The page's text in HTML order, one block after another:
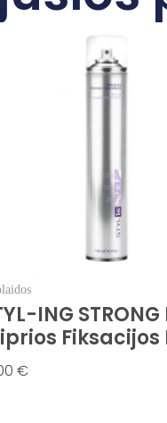
ING STRONG
Fiksacijos
€